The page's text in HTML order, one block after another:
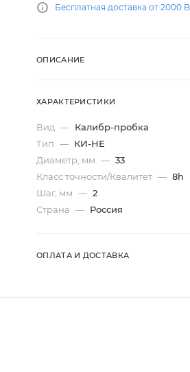
Бесплатная доставка от 2000
ОПИСАНИЕ
ХАРАКТЕРИСТИКИ
Вид — Калибр-пробка
Тип — КИ-НЕ
Диаметр, мм — 33
Класс точности/Квалитет — 8h
Шаг, мм — 2
Страна — Россия
ОПЛАТА И ДОСТАВКА